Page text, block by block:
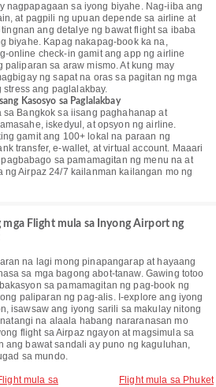
nagpapagaan sa iyong biyahe. Nag-iiba ang
at pagpili ng upuan depende sa airline at
ang detalye ng bawat flight sa ibaba
biyahe. Kapag nakapag-book ka na,
online check-in gamit ang app ng airline
paliparan sa araw mismo. At kung may
ng sapat na oras sa pagitan ng mga
ang paglalakbay.
Kasosyo sa Paglalakbay
sa Bangkok sa iisang paghahanap at
iskedyul, at opsyon ng airline.
gamit ang 100+ lokal na paraan ng
transfer, e-wallet, at virtual account. Maaari
sa pamamagitan ng menu na at
ng Airpaz 24/7 kailanman kailangan mo ng
mga Flight mula sa Inyong Airport ng
na lagi mong pinapangarap at hayaang
sa mga bagong abot-tanaw. Gawing totoo
sa pamamagitan ng pag-book ng
paliparan ng pag-alis. I-explore ang iyong
isawsaw ang iyong sarili sa makulay nitong
na alaala habang nararanasan mo
flight sa Airpaz ngayon at magsimula sa
ang bawat sandali ay puno ng kaguluhan,
sa mundo.
mula sa
Flight mula sa Phuket